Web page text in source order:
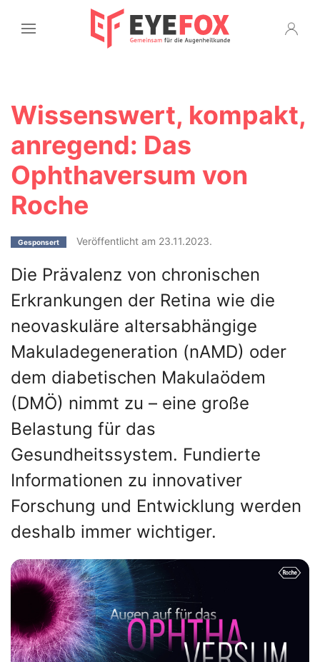
Wissenswert, kompakt,
anregend: Das
Ophthaversum von
Roche
Gesponsert Veröffentlicht am 23.11.2023.
Die Prävalenz von chronischen
Erkrankungen der Retina wie die
neovaskuläre altersabhängige
Makuladegeneration (nAMD) oder
dem diabetischen Makulaödem
(DMÖ) nimmt zu – eine große
Belastung für das
Gesundheitssystem. Fundierte
Informationen zu innovativer
Forschung und Entwicklung werden
deshalb immer wichtiger.